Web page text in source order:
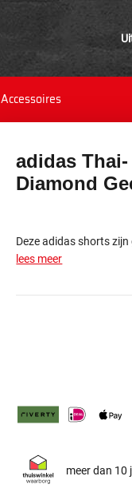
Accessoires
adidas
Diamond
Deze adidas shorts
lees meer
meer dan